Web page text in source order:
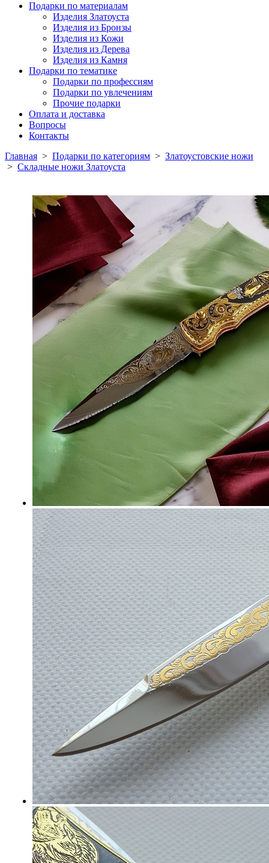
Подарки по материалам
Изделия Златоуста
Изделия из Бронзы
Изделия из Кожи
Изделия из Дерева
Изделия из Камня
Подарки по тематике
Подарки по профессиям
Подарки по увлечениям
Прочие подарки
Оплата и доставка
Вопросы
Контакты
Главная > Подарки по категориям > Златоустовские ножи
> Складные ножи Златоуста